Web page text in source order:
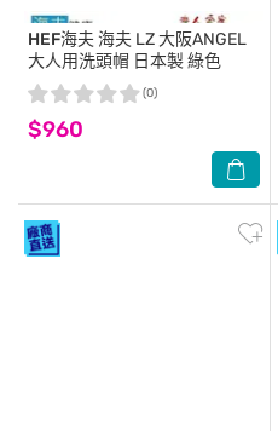
HEF海夫 海夫 LZ 大阪ANGEL
大人用洗頭帽 日本製 綠色
$960
(0)